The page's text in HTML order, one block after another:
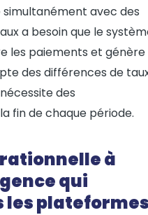
avec des
a besoin que le
les paiements et génère
des différences de
des
fin de chaque période.
à
qui
les